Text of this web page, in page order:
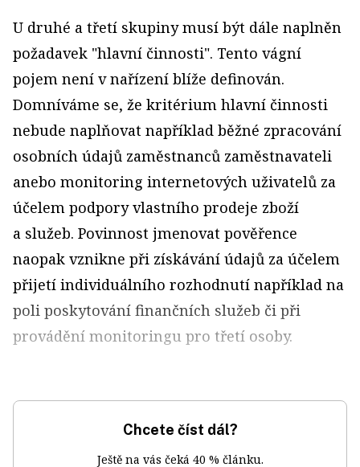
U druhé a třetí skupiny musí být dále naplněn
požadavek "hlavní činnosti". Tento vágní
pojem není v nařízení blíže definován.
Domníváme se, že kritérium hlavní činnosti
nebude naplňovat například běžné zpracování
osobních údajů zaměstnanců zaměstnavateli
anebo monitoring internetových uživatelů za
účelem podpory vlastního prodeje zboží
a služeb. Povinnost jmenovat pověřence
naopak vznikne při získávání údajů za účelem
přijetí individuálního rozhodnutí například na
poli poskytování finančních služeb či při
provádění monitoringu pro třetí osoby.
Chcete číst dál?
Ještě na vás čeká 40 % článku.